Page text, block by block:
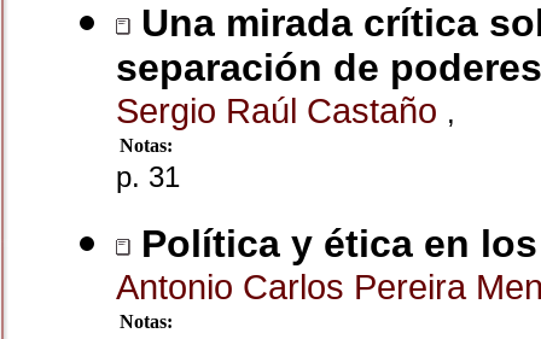
Una mirada crítica
separación de poderes
Sergio Raúl Castaño ,
Notas:
p. 31
Política y ética en
Antonio Carlos Pereira
Notas: